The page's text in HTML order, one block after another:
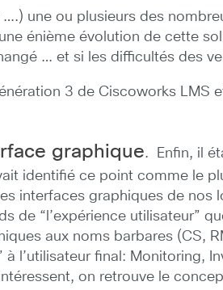
une ou plusieurs des
énième évolution de cette
… et si les difficultés des
3 de Ciscoworks LMS
graphique. Enfin, il
identifié ce point comme le
interfaces graphiques de
de “l’expérience utilisateur”
aux noms barbares (CS,
l’utilisateur final: Monitoring,
on retrouve le